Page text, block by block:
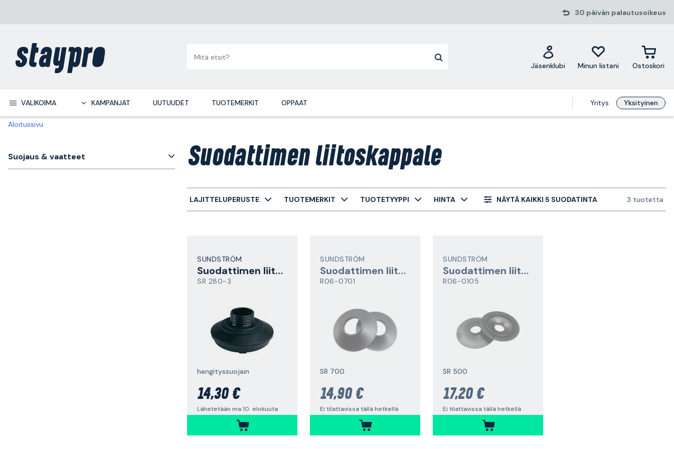
30 päivän palautusoikeus
Jäsenklubi Minun listani Ostoskori
VALIKOIMA KAMPANJAT UUTUUDET TUOTEMERKIT OPPAAT Yritys Yksityinen
Aloitussivu
Suojaus & vaatteet Suodattimen liitoskappale
LAJITTELUPERUSTE TUOTEMERKIT TUOTETYYPPI HINTA NÄYTÄ KAIKKI 5 SUODATINTA 3 tuotetta
SUNDSTRÖM
Suodattimen liitoskappale
SR 280-3
hengityssuojain
14,30 €
Lähetetään ma 10. elokuuta
SUNDSTRÖM
Suodattimen liitoskappale
R06-0701
SR 700
14,90 €
Ei tilattavissa tällä hetkellä
SUNDSTRÖM
Suodattimen liitoskappale
R06-0105
SR 500
17,20 €
Ei tilattavissa tällä hetkellä